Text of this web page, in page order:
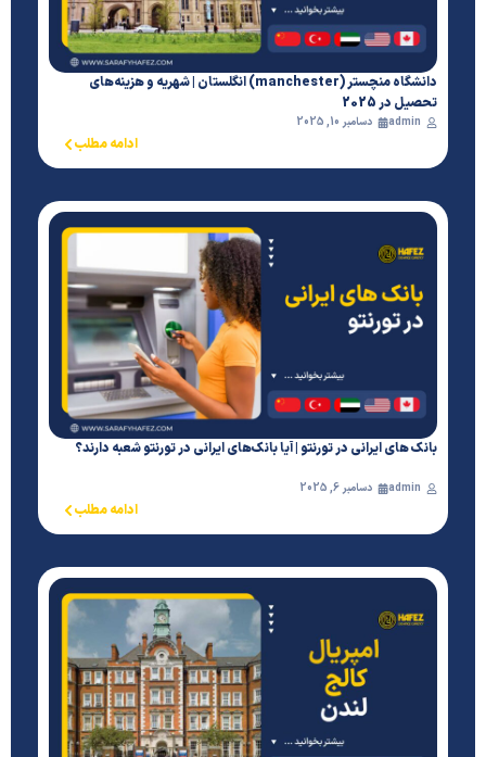
دانشگاه منچستر (manchester) انگلستان | شهریه و هزینه‌های
تحصیل در 2025
admin دسامبر 10, 2025
ادامه مطلب
بانک های ایرانی در تورنتو | آیا بانک‌های ایرانی در تورنتو شعبه دارند؟
admin دسامبر 6, 2025
ادامه مطلب